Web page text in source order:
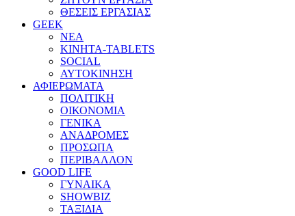
ΘΕΣΕΙΣ ΕΡΓΑΣΙΑΣ
GEEK
ΝΕΑ
ΚΙΝΗΤΑ-TABLETS
SOCIAL
ΑΥΤΟΚΙΝΗΣΗ
ΑΦΙΕΡΩΜΑΤΑ
ΠΟΛΙΤΙΚΗ
ΟΙΚΟΝΟΜΙΑ
ΓΕΝΙΚΑ
ΑΝΑΔΡΟΜΕΣ
ΠΡΟΣΩΠΑ
ΠΕΡΙΒΑΛΛΟΝ
GOOD LIFE
ΓΥΝΑΙΚΑ
SHOWBIZ
ΤΑΞΙΔΙΑ